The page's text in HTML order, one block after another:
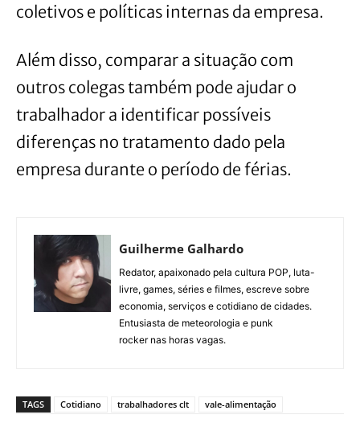
coletivos e políticas internas da empresa.
Além disso, comparar a situação com
outros colegas também pode ajudar o
trabalhador a identificar possíveis
diferenças no tratamento dado pela
empresa durante o período de férias.
Guilherme Galhardo
Redator, apaixonado pela cultura POP, luta-
livre, games, séries e filmes, escreve sobre
economia, serviços e cotidiano de cidades.
Entusiasta de meteorologia e punk
rocker nas horas vagas.
TAGS Cotidiano trabalhadores clt vale-alimentação